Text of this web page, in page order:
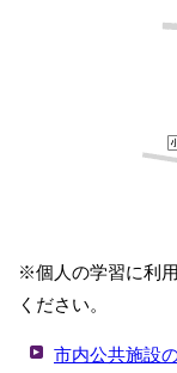
※個人の学習に利
ください。
市内公共施設